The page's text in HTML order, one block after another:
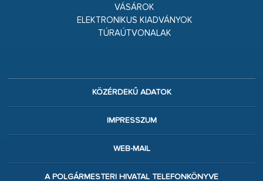
VÁSÁROK
ELEKTRONIKUS KIADVÁNYOK
TÚRAÚTVONALAK
KÖZÉRDEKŰ ADATOK
IMPRESSZUM
WEB-MAIL
A POLGÁRMESTERI HIVATAL TELEFONKÖNYVE